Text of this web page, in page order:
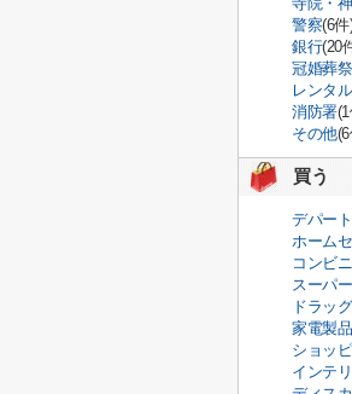
警察(6件
銀行(20
冠婚葬祭
レンタ
消防署
その他
買う
デパート
ホーム
コンビ
スーパー
ドラッ
家電製品
ショッ
インテ